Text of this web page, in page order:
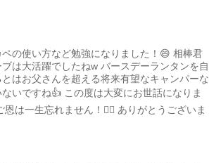
ペの使い方など勉強になりました！😄 相棒君
は大活躍でしたねw バースデーランタンを自
とはお父さんを超える将来有望なキャンパーな
いですね👍 この度は大変にお世話になりま
恩は一生忘れません！🙇‍♂️ ありがとうございま